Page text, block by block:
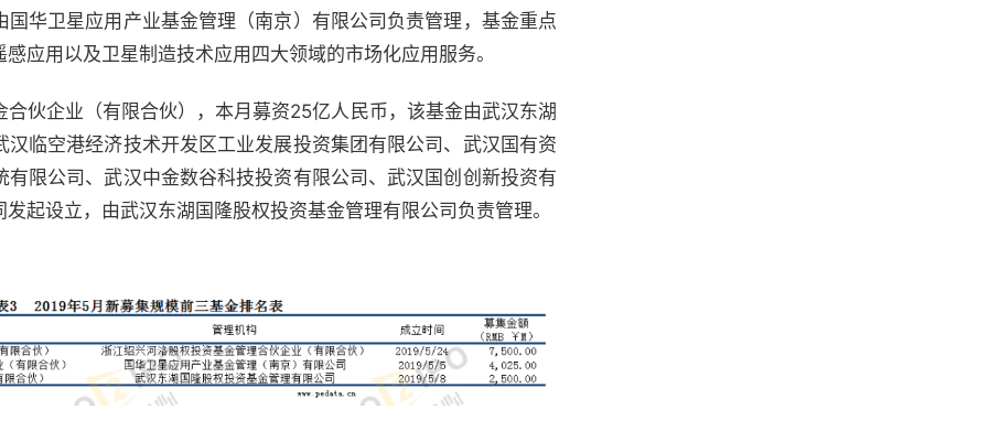
国华卫星应用产业基金管理（南京）有限公司负责管理，基金重点
应用以及卫星制造技术应用四大领域的市场化应用服务。
伙企业（有限合伙），本月募资25亿人民币，该基金由武汉东湖
汉临空港经济技术开发区工业发展投资集团有限公司、武汉国有资
限公司、武汉中金数谷科技投资有限公司、武汉国创创新投资有
起设立，由武汉东湖国隆股权投资基金管理有限公司负责管理。